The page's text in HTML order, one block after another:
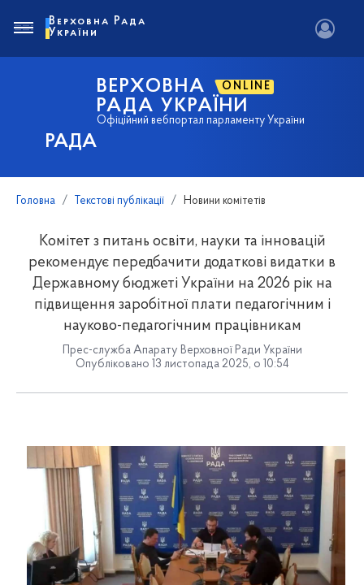
РАДА
ВЕРХОВНА ONLINE
РАДА УКРАЇНИ
Офіційний вебпортал парламенту України
Верховна Рада
України
Головна Текстові публікації Новини комітетів
Комітет з питань освіти, науки та інновацій
рекомендує передбачити додаткові видатки в
Державному бюджеті України на 2026 рік на
підвищення заробітної плати педагогічним і
науково-педагогічним працівникам
Прес-служба Апарату Верховної Ради України
Опубліковано 13 листопада 2025, о 10:54